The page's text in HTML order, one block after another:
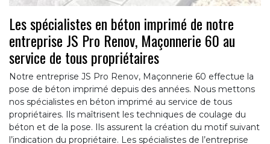
Les spécialistes en béton imprimé de notre
entreprise JS Pro Renov, Maçonnerie 60 au
service de tous propriétaires
Notre entreprise JS Pro Renov, Maçonnerie 60 effectue la
pose de béton imprimé depuis des années. Nous mettons
nos spécialistes en béton imprimé au service de tous
propriétaires. Ils maîtrisent les techniques de coulage du
béton et de la pose. Ils assurent la création du motif suivant
l’indication du propriétaire. Les spécialistes de l’entreprise